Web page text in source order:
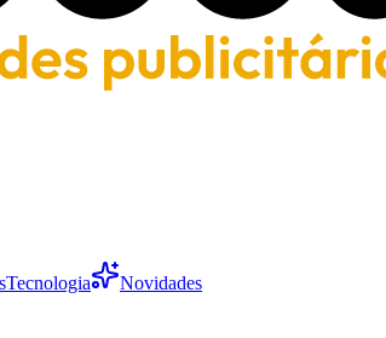
Tecnologia
Novidades